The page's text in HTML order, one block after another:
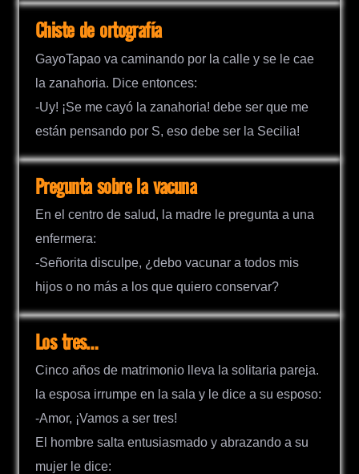
Chiste de ortografía
GayoTapao va caminando por la calle y se le cae
la zanahoria. Dice entonces:
-Uy! ¡Se me cayó la zanahoria! debe ser que me
están pensando por S, eso debe ser la Secilia!
Pregunta sobre la vacuna
En el centro de salud, la madre le pregunta a una
enfermera:
-Señorita disculpe, ¿debo vacunar a todos mis
hijos o no más a los que quiero conservar?
Los tres…
Cinco años de matrimonio lleva la solitaria pareja.
la esposa irrumpe en la sala y le dice a su esposo:
-Amor, ¡Vamos a ser tres!
El hombre salta entusiasmado y abrazando a su
mujer le dice: